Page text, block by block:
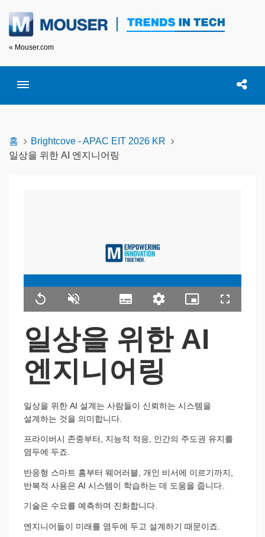
« Mouser.com
Toggle menubar Open 이
홈
Brightcove - APAC EIT 2026 KR
일상을 위한 AI 엔지니어링
Replay Unmute
100.00%
Subtitles품
질
준
Picture-
in-
Fullscreen
일상을 위한 AI
엔지니어링
일상을 위한 AI 설계는 사람들이 신뢰하는 시스템을
설계하는 것을 의미합니다.
프라이버시 존중부터, 지능적 적응, 인간의 주도권 유지를
염두에 두죠.
반응형 스마트 홈부터 웨어러블, 개인 비서에 이르기까지,
반복적 사용은 AI 시스템이 학습하는 데 도움을 줍니다.
기술은 수요를 예측하며 진화합니다.
엔지니어들이 미래를 염두에 두고 설계하기 때문이죠.